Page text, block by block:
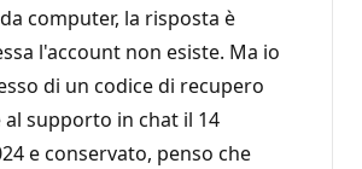
computer, la risposta è
l'account non esiste. Ma io
di un codice di recupero
supporto in chat il 14
e conservato, penso che